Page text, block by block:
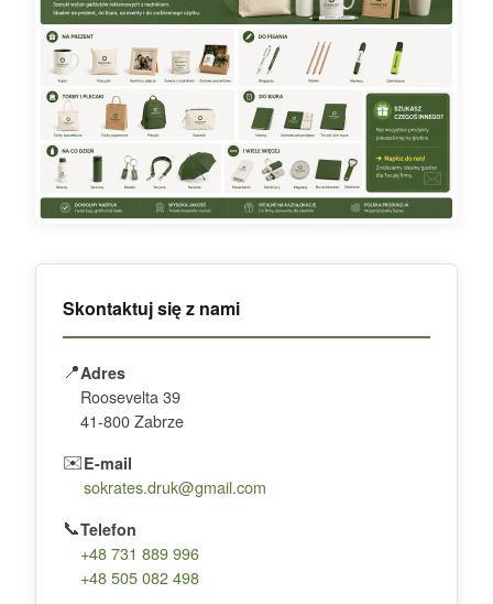
Skontaktuj się z nami
📍Adres
Roosevelta 39
41-800 Zabrze
✉️E-mail
sokrates.druk@gmail.com
📞Telefon
+48 731 889 996
+48 505 082 498